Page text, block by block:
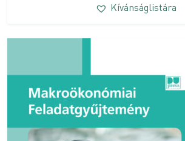
Kívánságlistára